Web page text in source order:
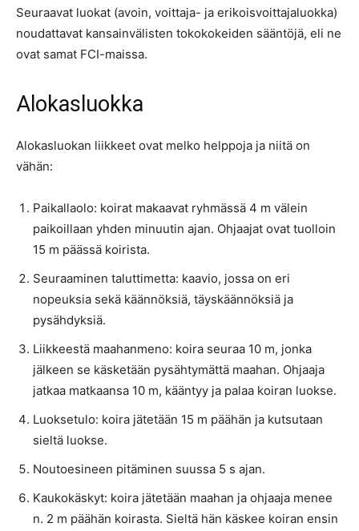
Seuraavat luokat (avoin, voittaja- ja erikoisvoittajaluokka)
noudattavat kansainvälisten tokokokeiden sääntöjä, eli ne
ovat samat FCI-maissa.
Alokasluokka
Alokasluokan liikkeet ovat melko helppoja ja niitä on
vähän:
Paikallaolo: koirat makaavat ryhmässä 4 m välein
paikoillaan yhden minuutin ajan. Ohjaajat ovat tuolloin
15 m päässä koirista.
Seuraaminen taluttimetta: kaavio, jossa on eri
nopeuksia sekä käännöksiä, täyskäännöksiä ja
pysähdyksiä.
Liikkeestä maahanmeno: koira seuraa 10 m, jonka
jälkeen se käsketään pysähtymättä maahan. Ohjaaja
jatkaa matkaansa 10 m, kääntyy ja palaa koiran luokse.
Luoksetulo: koira jätetään 15 m päähän ja kutsutaan
sieltä luokse.
Noutoesineen pitäminen suussa 5 s ajan.
Kaukokäskyt: koira jätetään maahan ja ohjaaja menee
n. 2 m päähän koirasta. Sieltä hän käskee koiran ensin